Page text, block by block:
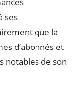
ses
que la
d’abonnés et
notables de son